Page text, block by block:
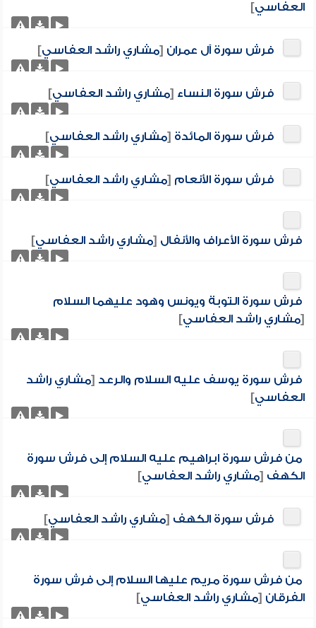
العفاسي]
فرش سورة آل عمران [مشاري راشد العفاسي]
فرش سورة النساء [مشاري راشد العفاسي]
فرش سورة المائدة [مشاري راشد العفاسي]
فرش سورة الأنعام [مشاري راشد العفاسي]
فرش سورة الأعراف والأنفال [مشاري راشد العفاسي]
فرش سورة التوبة ويونس وهود عليهما السلام
[مشاري راشد العفاسي]
فرش سورة يوسف عليه السلام والرعد [مشاري راشد
العفاسي]
من فرش سورة ابراهيم عليه السلام إلى فرش سورة
الكهف [مشاري راشد العفاسي]
فرش سورة الكهف [مشاري راشد العفاسي]
من فرش سورة مريم عليها السلام إلى فرش سورة
الفرقان [مشاري راشد العفاسي]